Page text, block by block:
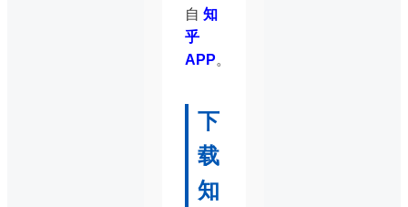
自 知
乎
APP。
下
载
知